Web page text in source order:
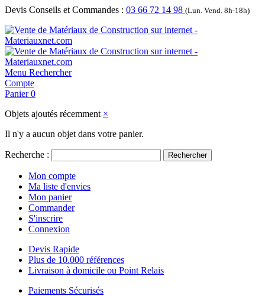
Devis Conseils et Commandes : 03 66 72 14 98 (Lun. Vend. 8h-18h)
Menu Rechercher
Compte
Panier 0
Objets ajoutés récemment ×
Il n'y a aucun objet dans votre panier.
Recherche : Rechercher
Mon compte
Ma liste d'envies
Mon panier
Commander
S'inscrire
Connexion
Devis Rapide
Plus de 10.000 références
Livraison à domicile ou Point Relais
Paiements Sécurisés